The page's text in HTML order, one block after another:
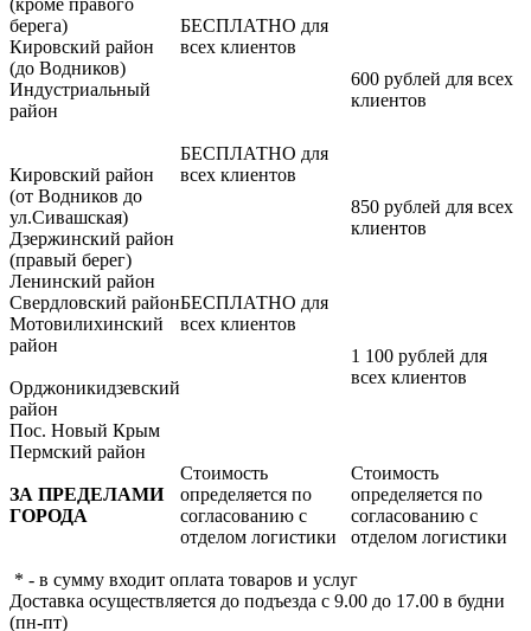
(кроме правого
берега)
Кировский район
(до Водников)
Индустриальный
район
Кировский район
(от Водников до
ул.Сивашская)
Дзержинский район
(правый берег)
Ленинский район
Свердловский район
Мотовилихинский
район
Орджоникидзевский
район
Пос. Новый Крым
Пермский район
БЕСПЛАТНО для
всех клиентов
БЕСПЛАТНО для
всех клиентов
БЕСПЛАТНО для
всех клиентов
600 рублей для всех
клиентов
850 рублей для всех
клиентов
1 100 рублей для
всех клиентов
ЗА ПРЕДЕЛАМИ
ГОРОДА
Стоимость
определяется по
согласованию с
отделом логистики
Стоимость
определяется по
согласованию с
отделом логистики
* - в сумму входит оплата товаров и услуг
Доставка осуществляется до подъезда с 9.00 до 17.00 в будни
(пн-пт)